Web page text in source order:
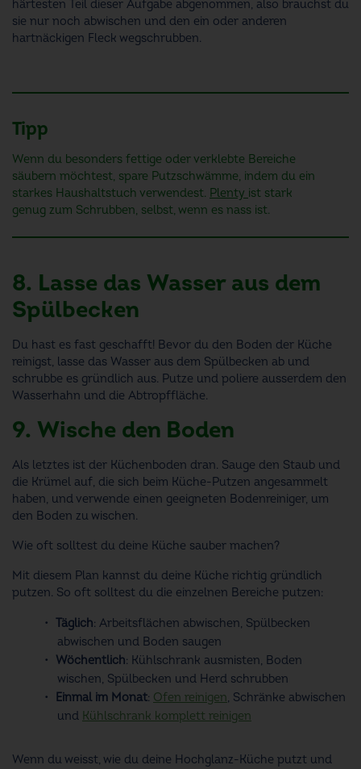
härtesten Teil dieser Aufgabe abgenommen, also brauchst du
sie nur noch abwischen und den ein oder anderen
hartnäckigen Fleck wegschrubben.
Tipp
Wenn du besonders fettige oder verklebte Bereiche
säubern möchtest, spare Putzschwämme, indem du ein
starkes Haushaltstuch verwendest. Plenty ist stark
genug zum Schrubben, selbst, wenn es nass ist.
8. Lasse das Wasser aus dem
Spülbecken
Du hast es fast geschafft! Bevor du den Boden der Küche
reinigst, lasse das Wasser aus dem Spülbecken ab und
schrubbe es gründlich aus. Putze und poliere ausserdem den
Wasserhahn und die Abtropffläche.
9. Wische den Boden
Als letztes ist der Küchenboden dran. Sauge den Staub und
die Krümel auf, die sich beim Küche-Putzen angesammelt
haben, und verwende einen geeigneten Bodenreiniger, um
den Boden zu wischen.
Wie oft solltest du deine Küche sauber machen?
Mit diesem Plan kannst du deine Küche richtig gründlich
putzen. So oft solltest du die einzelnen Bereiche putzen:
Täglich: Arbeitsflächen abwischen, Spülbecken
abwischen und Boden saugen
Wöchentlich: Kühlschrank ausmisten, Boden
wischen, Spülbecken und Herd schrubben
Einmal im Monat: Ofen reinigen, Schränke abwischen
und Kühlschrank komplett reinigen
Wenn du weisst, wie du deine Hochglanz-Küche putzt und